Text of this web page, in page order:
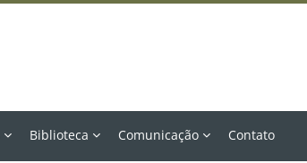
Biblioteca Comunicação Contato